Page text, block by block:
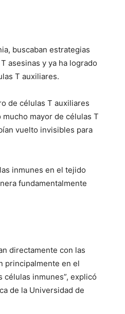
buscaban estrategias
asesinas y ya ha logrado
T auxiliares.
de células T auxiliares
mayor de células T
vuelto invisibles para
inmunes en el tejido
fundamentalmente
directamente con las
principalmente en el
inmunes”, explicó
de la Universidad de